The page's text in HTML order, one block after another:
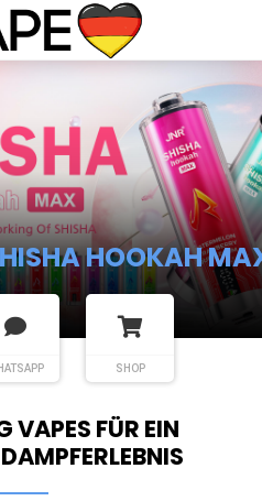
MAX
SHOP
VAPES FÜR EIN